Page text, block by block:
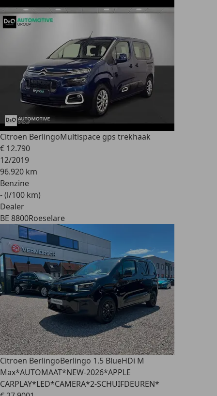
Citroen BerlingoMultispace gps trekhaak
€ 12.790
12/2019
96.920 km
Benzine
- (l/100 km)
Dealer
BE 8800Roeselare
Citroen BerlingoBerlingo 1.5 BlueHDi M
Max*AUTOMAAT*NEW-2026*APPLE
CARPLAY*LED*CAMERA*2-SCHUIFDEUREN*